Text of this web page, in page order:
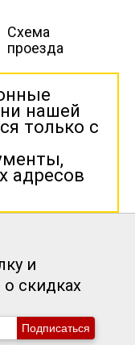
Схема
проезда
нашей
только с
адресов
и
скидках
Подписаться